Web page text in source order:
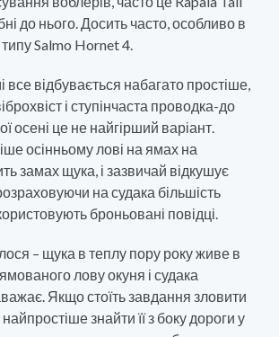
до нього. Досить часто, особливо в
Salmo Hornet 4.
все відбувається набагато простіше,
і ступінчаста проводка-до
осені це не найгірший варіант.
осінньому лові на ямах на
замах щука, і зазвичай відкушує
на судака більшість
броньовані повідці.
– щука в теплу пору року живе в
лову окуня і судака
Якщо стоїть завдання зловити
знайти її з боку дороги у